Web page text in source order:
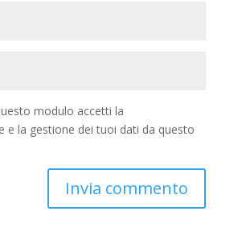
modulo accetti la
e la gestione dei tuoi dati da questo